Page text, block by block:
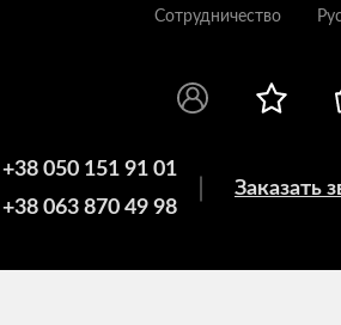
Сотрудничество
+38 050 151 91 01
+38 063 870 49 98
Заказать